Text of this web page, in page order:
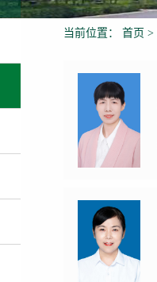
当前位置： 首页 >